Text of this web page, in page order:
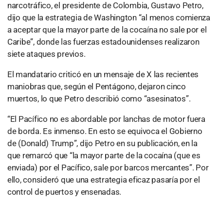
narcotráfico, el presidente de Colombia, Gustavo Petro,
dijo que la estrategia de Washington “al menos comienza
a aceptar que la mayor parte de la cocaína no sale por el
Caribe”, donde las fuerzas estadounidenses realizaron
siete ataques previos.
El mandatario criticó en un mensaje de X las recientes
maniobras que, según el Pentágono, dejaron cinco
muertos, lo que Petro describió como “asesinatos”.
“El Pacífico no es abordable por lanchas de motor fuera
de borda. Es inmenso. En esto se equivoca el Gobierno
de (Donald) Trump”, dijo Petro en su publicación, en la
que remarcó que “la mayor parte de la cocaína (que es
enviada) por el Pacífico, sale por barcos mercantes”. Por
ello, consideró que una estrategia eficaz pasaría por el
control de puertos y ensenadas.